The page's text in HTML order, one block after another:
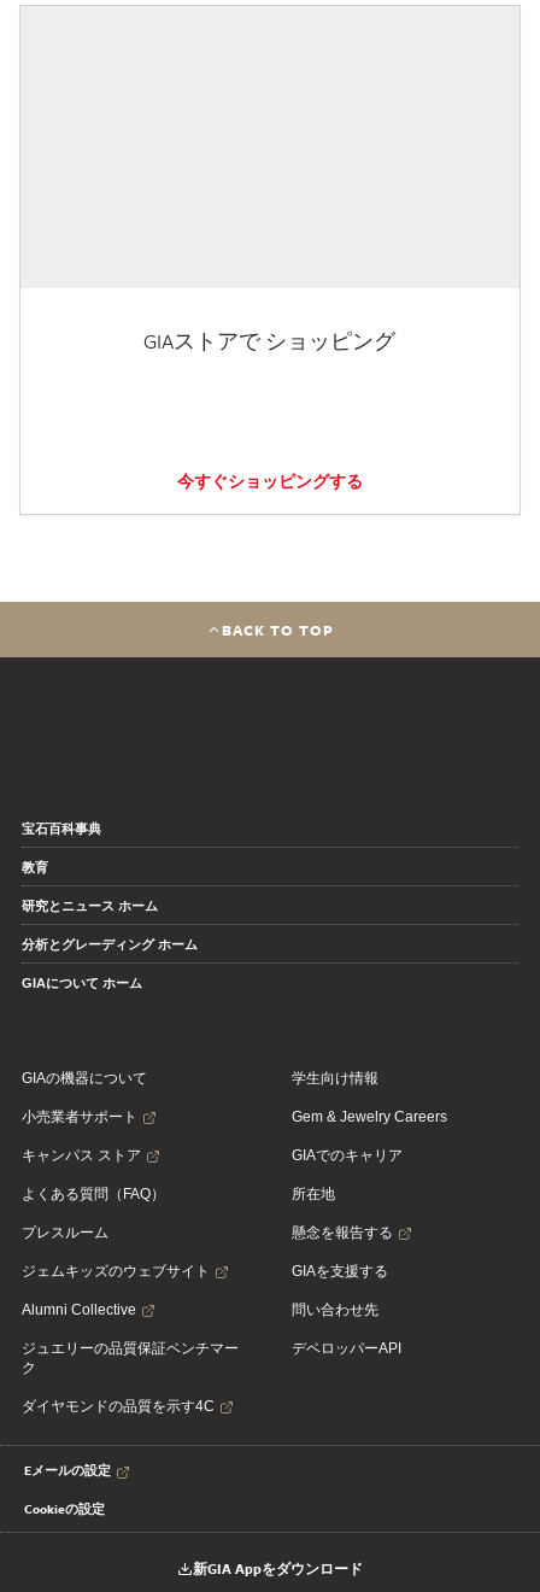
GIAストアで ショッピング
今すぐショッピングする
BACK TO TOP
宝石百科事典
教育
研究とニュース ホーム
分析とグレーディング ホーム
GIAについて ホーム
GIAの機器について
小売業者サポート
キャンパス ストア
よくある質問（FAQ）
プレスルーム
ジェムキッズのウェブサイト
Alumni Collective
ジュエリーの品質保証ベンチマー
ク
ダイヤモンドの品質を示す4C
学生向け情報
Gem & Jewelry Careers
GIAでのキャリア
所在地
懸念を報告する
GIAを支援する
問い合わせ先
デベロッパーAPI
Eメールの設定
Cookieの設定
新GIA Appをダウンロード